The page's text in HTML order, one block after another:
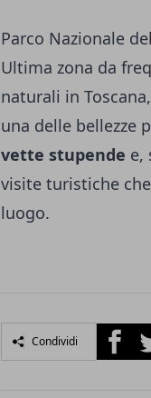
Parco Nazionale
Ultima zona da
naturali in
una delle bellezze
vette stupende e,
visite turistiche
luogo.
Condividi